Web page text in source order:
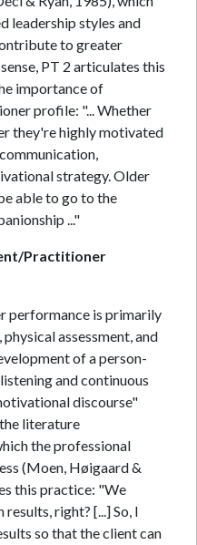
leadership styles and
to greater
PT 2 articulates this
importance of
profile: "... Whether
they're highly motivated
strategy. Older
able to go to the
..."
Practitioner
is primarily
assessment, and
of a person-
and continuous
discourse"
literature
the professional
(Moen, Høigaard &
this practice: "We
right? [...] So, I
so that the client can